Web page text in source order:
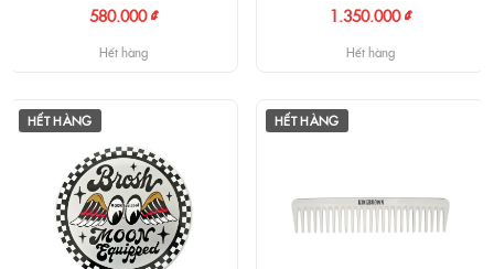
580.000 ₫
Hết hàng
1.350.000 ₫
Hết hàng
HẾT HÀNG HẾT HÀNG